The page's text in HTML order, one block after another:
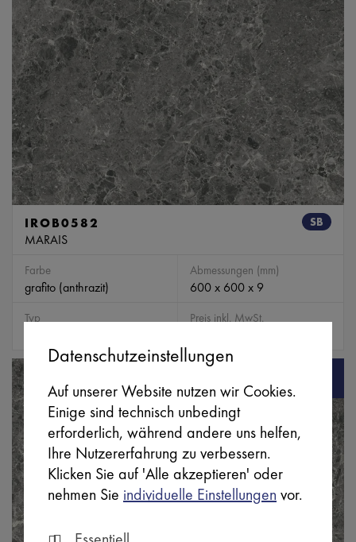
SB
IROB0582
MARAIS
Farbe
grafito (anthrazit)
Abmessungen (mm)
600 x 600 x 9
Typ Preis inkl. MwSt.
Datenschutzeinstellungen
Auf unserer Website nutzen wir Cookies.
Einige sind technisch unbedingt
erforderlich, während andere uns helfen,
Ihre Nutzererfahrung zu verbessern.
Klicken Sie auf 'Alle akzeptieren' oder
nehmen Sie individuelle Einstellungen vor.